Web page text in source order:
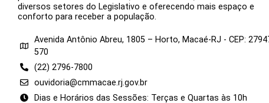
diversos setores do Legislativo e oferecendo mais espaço e
conforto para receber a população.
Avenida Antônio Abreu, 1805 – Horto, Macaé-RJ - CEP:
570
(22) 2796-7800
ouvidoria@cmmacae.rj.gov.br
Dias e Horários das Sessões: Terças e Quartas às 10h